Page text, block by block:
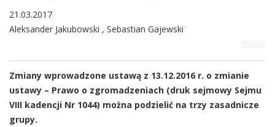
21.03.2017
Aleksander Jakubowski , Sebastian Gajewski
Zmiany wprowadzone ustawą z 13.12.2016 r. o zmianie
ustawy – Prawo o zgromadzeniach (druk sejmowy Sejmu
VIII kadencji Nr 1044) można podzielić na trzy zasadnicze
grupy.